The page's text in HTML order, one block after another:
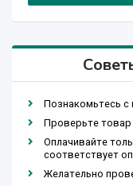
Познакомьтесь с
Проверьте товар
Оплачивайте
соответствует
Желательно